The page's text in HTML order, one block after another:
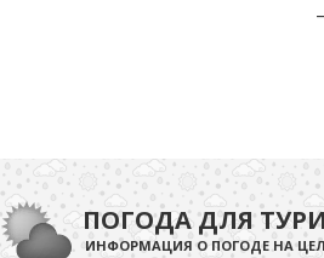
ПОГОДА ДЛЯ
ИНФОРМАЦИЯ О ПОГОДЕ НА